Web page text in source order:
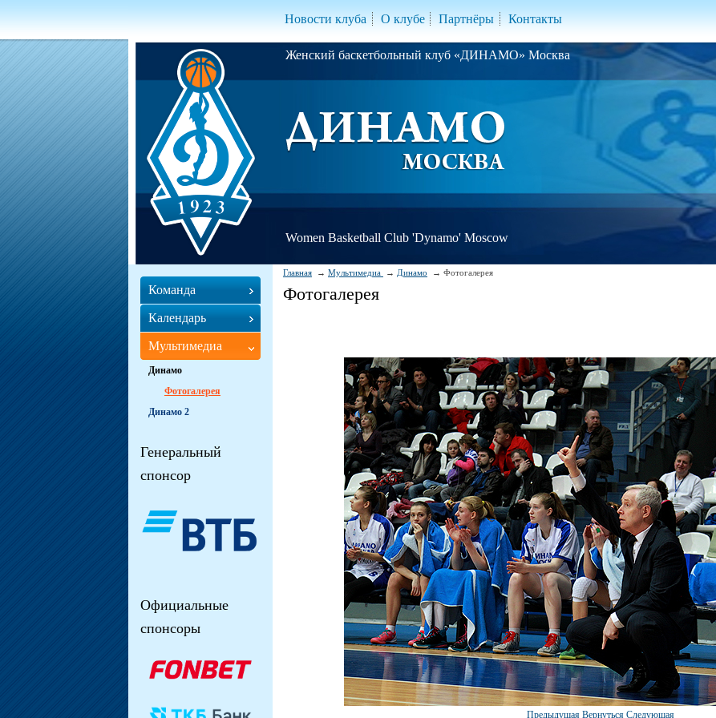
Новости клуба О клубе Партнёры Контакты
Женский баскетбольный клуб «ДИНАМО» Москва
Women Basketball Club 'Dynamo' Moscow
Главная Мультимедиа Динамо Фотогалерея
Фотогалерея
Предыдущая Вернуться Следующая
Команда
Календарь
Мультимедиа
Динамо
Фотогалерея
Динамо 2
Генеральный
спонсор
Официальные
спонсоры